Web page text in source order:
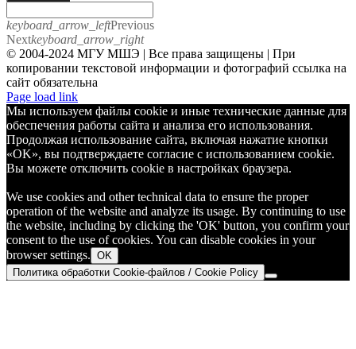
keyboard_arrow_leftPrevious
Nextkeyboard_arrow_right
© 2004-2024 МГУ МШЭ | Все права защищены | При
копировании текстовой информации и фотографий ссылка на
сайт обязательна
Telegram
Page load link
Мы используем файлы cookie и иные технические данные для
обеспечения работы сайта и анализа его использования.
Продолжая использование сайта, включая нажатие кнопки
«OK», вы подтверждаете согласие с использованием cookie.
Вы можете отключить cookie в настройках браузера.
We use cookies and other technical data to ensure the proper
operation of the website and analyze its usage. By continuing to use
the website, including by clicking the 'OK' button, you confirm your
consent to the use of cookies. You can disable cookies in your
browser settings. OK
Политика обработки Cookie-файлов / Cookie Policy